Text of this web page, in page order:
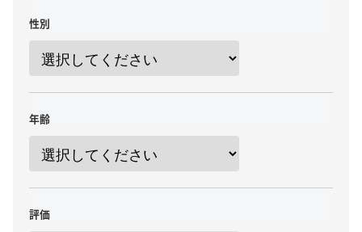
性別
年齢
評価